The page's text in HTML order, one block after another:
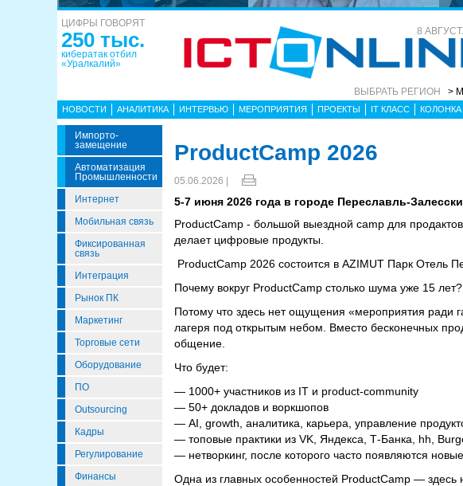
ЦИФРЫ ГОВОРЯТ
250 тыс.
кибератак отбил
«Уралкалий»
8
ВЫБРАТЬ РЕГИОН >
НОВОСТИ АНАЛИТИКА ИНТЕРВЬЮ МЕРОПРИЯТИЯ ПРОЕКТЫ IT КЛАСС КОЛОНКА
Импорто­
Замещение
Автоматизация
Промышленности
Интернет
Мобильная связь
Фиксированная
связь
Интеграция
Рынок ПК
Маркетинг
Торговые сети
Оборудование
ПО
Outsourcing
Кадры
Регулирование
Финансы
ProductCamp 2026
05.06.2026 |
5-7 июня 2026 года в городе Переславль-
ProductCamp - большой выездной camp для
делает цифровые продукты.
ProductCamp 2026 состоится в AZIMUT Парк Отель
Почему вокруг ProductCamp столько шума уже 15 лет?
Потому что здесь нет ощущения «мероприятия ради
лагеря под открытым небом. Вместо бесконечных
общение.
Что будет:
— 1000+ участников из IT и product-community
— 50+ докладов и воркшопов
— AI, growth, аналитика, карьера, управление
— топовые практики из VK, Яндекса, Т-Банка, hh,
— нетворкинг, после которого часто появляются
Одна из главных особенностей ProductCamp —